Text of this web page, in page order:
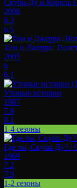
Скуби-Ду и Король
2008
6.3
6.5
Том и Джерри:
2005
6
6.1
Утиные истории
1987
7.9
8.1
1-4 сезоны
Где ты, Скуби-Ду? /
1969
7.2
7.9
1-2 сезоны